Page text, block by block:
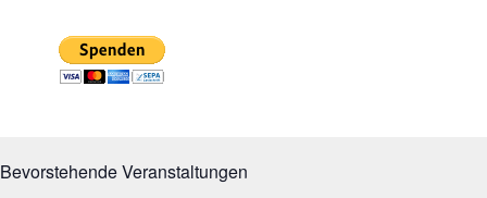
Bevorstehende Veranstaltungen